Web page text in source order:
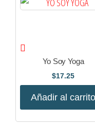
Yo Soy Yoga
$17.25
Añadir al carrito